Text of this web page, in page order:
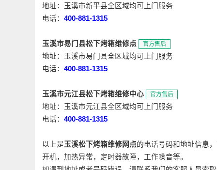
地址：玉溪市新平县全区域均可上门服务
电话： 400-881-1315
玉溪市易门县松下烤箱维修点 官方售后
地址：玉溪市易门县全区域均可上门服务
电话： 400-881-1315
玉溪市元江县松下烤箱维修中心 官方售后
地址：玉溪市元江县全区域均可上门服务
电话： 400-881-1315
以上是玉溪松下烤箱维修网点的电话号码和地址信息
开机，加热异常，定时器故障，工作噪音等。